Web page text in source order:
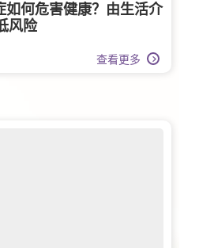
如何危害健康？由生活介
风险
查看更多